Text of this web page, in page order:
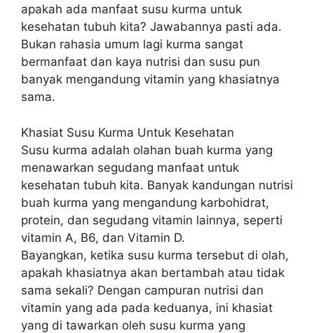
apakah ada manfaat susu kurma untuk
kesehatan tubuh kita? Jawabannya pasti ada.
Bukan rahasia umum lagi kurma sangat
bermanfaat dan kaya nutrisi dan susu pun
banyak mengandung vitamin yang khasiatnya
sama.
Khasiat Susu Kurma Untuk Kesehatan
Susu kurma adalah olahan buah kurma yang
menawarkan segudang manfaat untuk
kesehatan tubuh kita. Banyak kandungan nutrisi
buah kurma yang mengandung karbohidrat,
protein, dan segudang vitamin lainnya, seperti
vitamin A, B6, dan Vitamin D.
Bayangkan, ketika susu kurma tersebut di olah,
apakah khasiatnya akan bertambah atau tidak
sama sekali? Dengan campuran nutrisi dan
vitamin yang ada pada keduanya, ini khasiat
yang di tawarkan oleh susu kurma yang